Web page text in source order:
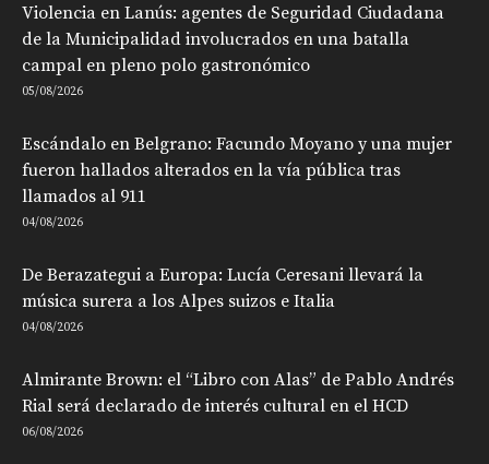
Violencia en Lanús: agentes de Seguridad Ciudadana
de la Municipalidad involucrados en una batalla
campal en pleno polo gastronómico
05/08/2026
Escándalo en Belgrano: Facundo Moyano y una mujer
fueron hallados alterados en la vía pública tras
llamados al 911
04/08/2026
De Berazategui a Europa: Lucía Ceresani llevará la
música surera a los Alpes suizos e Italia
04/08/2026
Almirante Brown: el “Libro con Alas” de Pablo Andrés
Rial será declarado de interés cultural en el HCD
06/08/2026